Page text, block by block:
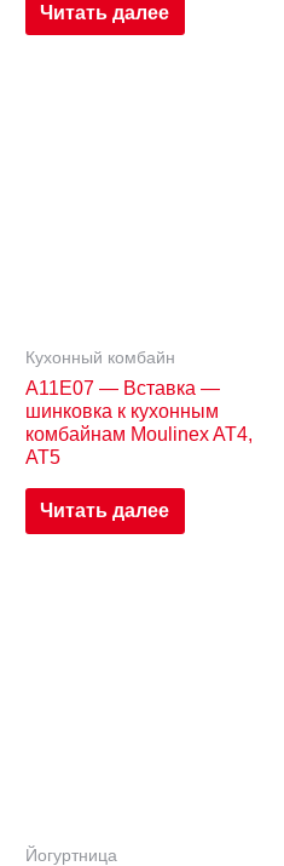
Читать далее
Кухонный комбайн
A11E07 — Вставка —
шинковка к кухонным
комбайнам Moulinex AT4,
AT5
Читать далее
Йогуртница